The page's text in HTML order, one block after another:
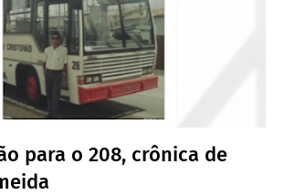
para o 208, crônica de